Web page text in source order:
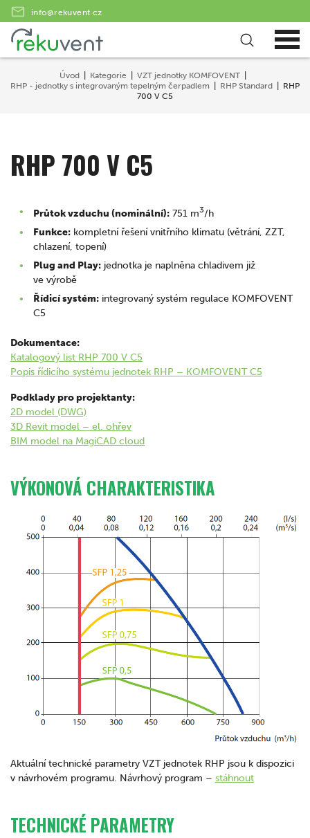
info@rekuvent.cz
Úvod Kategorie
VZT jednotky KOMFOVENT
RHP - jednotky s integrovaným tepelným čerpadlem
RHP Standard
RHP
700 V C5
RHP 700 V C5
Průtok vzduchu (nominální): 751 m3/h
Funkce: kompletní řešení vnitřního klimatu (větrání, ZZT,
chlazení, topení)
Plug and Play: jednotka je naplněna chladivem již
ve výrobě
Řídicí systém: integrovaný systém regulace KOMFOVENT
C5
Dokumentace:
Katalogový list RHP 700 V C5
Popis řídicího systému jednotek RHP – KOMFOVENT C5
Podklady pro projektanty:
2D model (DWG)
3D Revit model – el. ohřev
BIM model na MagiCAD cloud
VÝKONOVÁ CHARAKTERISTIKA
Aktuální technické parametry VZT jednotek RHP jsou k dispozici
v návrhovém programu. Návrhový program – stáhnout
TECHNICKÉ PARAMETRY